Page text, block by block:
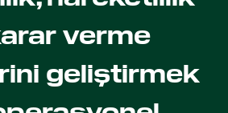
verme
geliştirmek